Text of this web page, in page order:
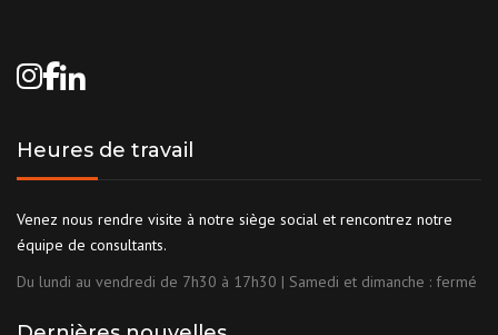
Heures de travail
Venez nous rendre visite à notre siège social et rencontrez notre
équipe de consultants.
Du lundi au vendredi de 7h30 à 17h30 | Samedi et dimanche : fermé